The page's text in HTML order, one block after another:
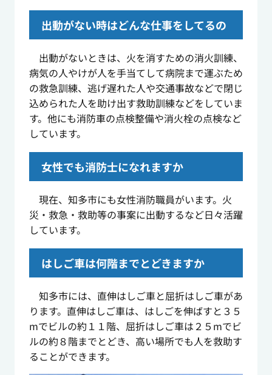
出動がない時はどんな仕事をしてるの
出動がないときは、火を消すための消火訓練、
病気の人やけが人を手当てして病院まで運ぶため
の救急訓練、逃げ遅れた人や交通事故などで閉じ
込められた人を助け出す救助訓練などをしていま
す。他にも消防車の点検整備や消火栓の点検など
しています。
女性でも消防士になれますか
現在、知多市にも女性消防職員がいます。火
災・救急・救助等の事案に出動するなど日々活躍
しています。
はしご車は何階までとどきますか
知多市には、直伸はしご車と屈折はしご車があ
ります。直伸はしご車は、はしごを伸ばすと３５
mでビルの約１１階、屈折はしご車は２５mでビ
ルの約８階までとどき、高い場所でも人を救助す
ることができます。